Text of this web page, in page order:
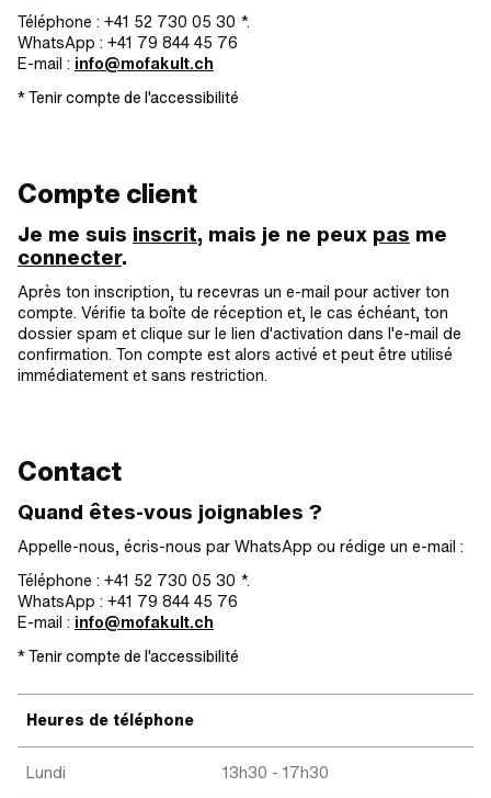
Téléphone : +41 52 730 05 30 *.
WhatsApp : +41 79 844 45 76
E-mail : info@mofakult.ch
* Tenir compte de l'accessibilité
Compte client
Je me suis inscrit, mais je ne peux pas me
connecter.
Après ton inscription, tu recevras un e-mail pour activer ton
compte. Vérifie ta boîte de réception et, le cas échéant, ton
dossier spam et clique sur le lien d'activation dans l'e-mail de
confirmation. Ton compte est alors activé et peut être utilisé
immédiatement et sans restriction.
Contact
Quand êtes-vous joignables ?
Appelle-nous, écris-nous par WhatsApp ou rédige un e-mail :
Téléphone : +41 52 730 05 30 *.
WhatsApp : +41 79 844 45 76
E-mail : info@mofakult.ch
* Tenir compte de l'accessibilité
Heures de téléphone
Lundi 13h30 - 17h30